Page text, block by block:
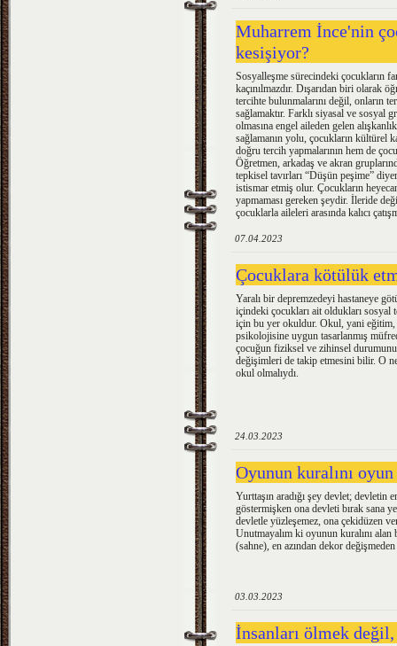
Muharrem İnce'nin
kesişiyor?
Sosyalleşme sürecindeki çocukların
kaçınılmazdır. Dışarıdan biri olarak
tercihte bulunmalarını değil, onların
sağlamaktır. Farklı siyasal ve sosyal
olmasına engel aileden gelen
sağlamanın yolu, çocukların kültürel
doğru tercih yapmalarının hem de
Öğretmen, arkadaş ve akran
tepkisel tavırları “Düşün peşime”
istismar etmiş olur. Çocukların
yapmaması gereken şeydir. İleride
çocuklarla aileleri arasında kalıcı
07.04.2023
Çocuklara kötülük
Yaralı bir depremzedeyi hastaneye
içindeki çocukları ait oldukları
için bu yer okuldur. Okul, yani
psikolojisine uygun tasarlanmış
çocuğun fiziksel ve zihinsel
değişimleri de takip etmesini bilir. O
okul olmalıydı.
24.03.2023
Oyunun kuralını
Yurttaşın aradığı şey devlet; devletin
göstermişken ona devleti bırak sana
devletle yüzleşemez, ona çekidüzen
Unutmayalım ki oyunun kuralını
(sahne), en azından dekor
03.03.2023
İnsanları ölmek